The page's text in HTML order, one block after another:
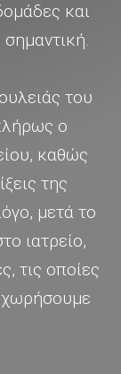
και
του
ο
καθώς
της
μετά το
ιατρείο,
τις οποίες